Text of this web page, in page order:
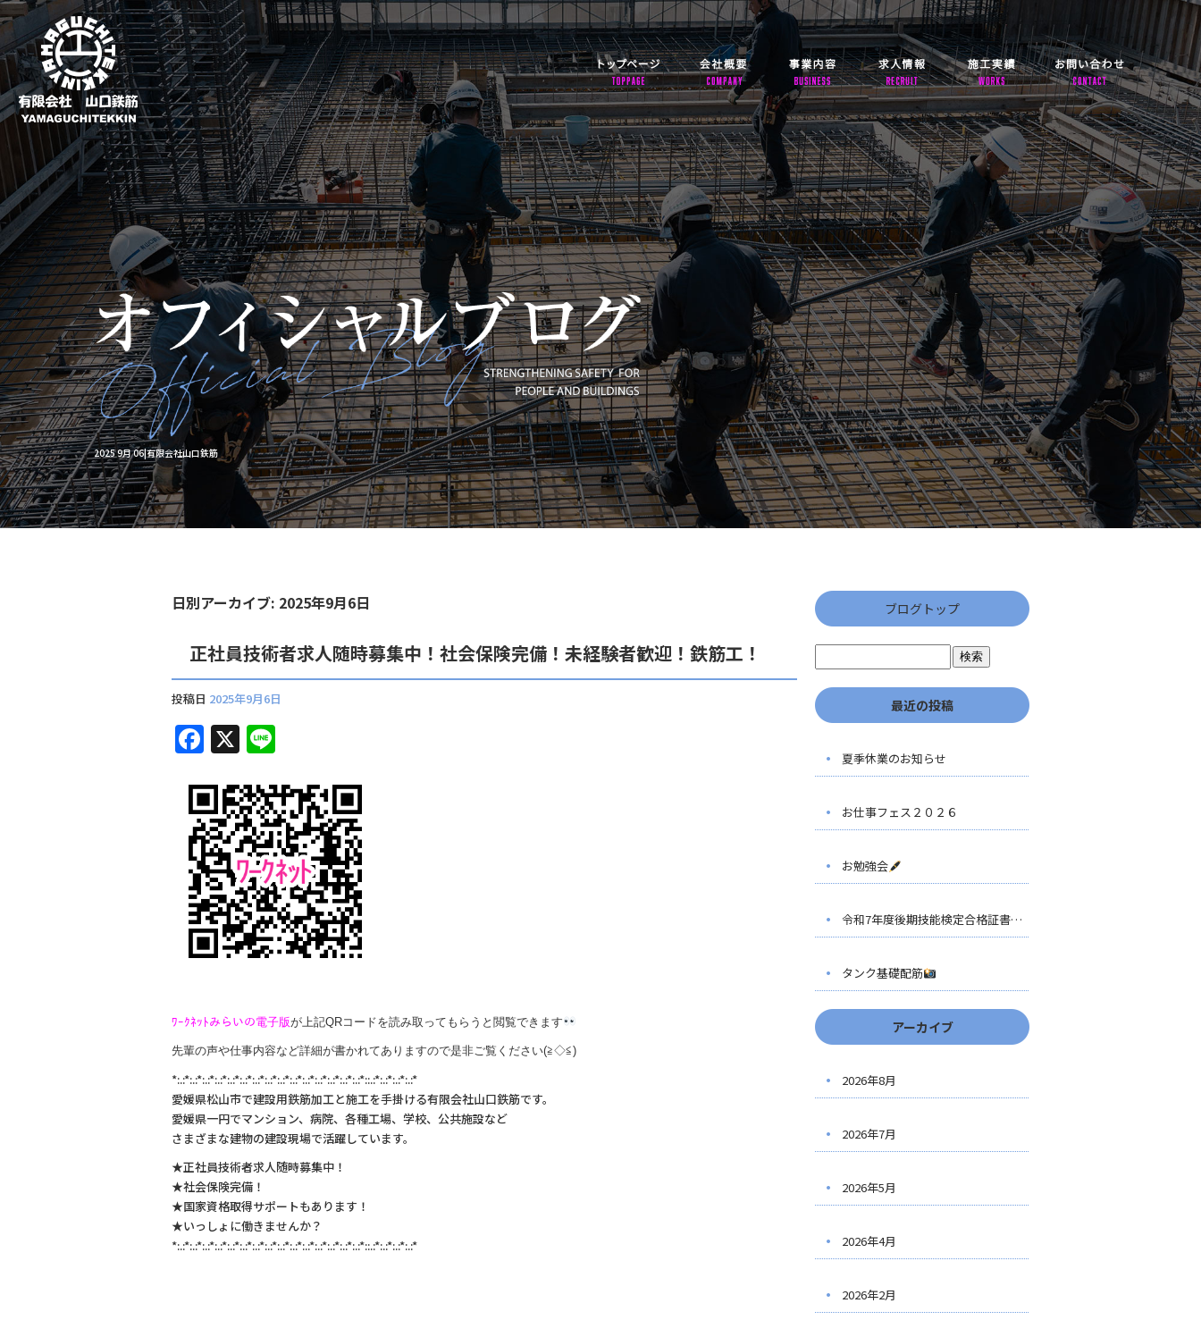
2025 9月 06|有限会社山口鉄筋
日別アーカイブ: 2025年9月6日
正社員技術者求人随時募集中！社会保険完備！未経験者歓迎！鉄筋工！
投稿日 2025年9月6日
F
a
c
e
b
o
o
k
X
e
ﾜｰｸﾈｯﾄみらいの電子版が上記QRコードを読み取ってもらうと閲覧できます
先輩の声や仕事内容など詳細が書かれてありますので是非ご覧ください(≧◇≦)
*:.:*:.:*:.:*:.:*:.:*:.:*:.:*:.:*:.:*:.:*:.:*:.:*:.:*:.:*:.:*::.:*:.:*:.:*:.:*
愛媛県松山市で建設用鉄筋加工と施工を手掛ける有限会社山口鉄筋です。
愛媛県一円でマンション、病院、各種工場、学校、公共施設など
さまざまな建物の建設現場で活躍しています。
★正社員技術者求人随時募集中！
★社会保険完備！
★国家資格取得サポートもあります！
★いっしょに働きませんか？
*:.:*:.:*:.:*:.:*:.:*:.:*:.:*:.:*:.:*:.:*:.:*:.:*:.:*:.:*:.:*::.:*:.:*:.:*:.:*
ブログトップ
最近の投稿
夏季休業のお知らせ
お仕事フェス２０２６
お勉強会
令和7年度後期技能検定合格証書伝達式
タンク基礎配筋
アーカイブ
2026年8月
2026年7月
2026年5月
2026年4月
2026年2月